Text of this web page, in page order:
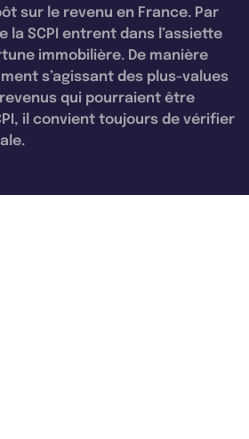
sur le revenu en France. Par
la SCPI entrent dans l’assiette
immobilière. De manière
s’agissant des plus-values
qui pourraient être
il convient toujours de vérifier